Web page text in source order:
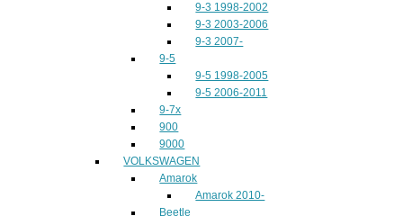
9-3 1998-2002
9-3 2003-2006
9-3 2007-
9-5
9-5 1998-2005
9-5 2006-2011
9-7x
900
9000
VOLKSWAGEN
Amarok
Amarok 2010-
Beetle